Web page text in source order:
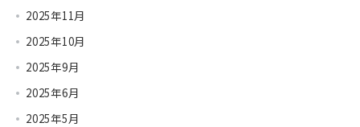
2025年11月
2025年10月
2025年9月
2025年6月
2025年5月